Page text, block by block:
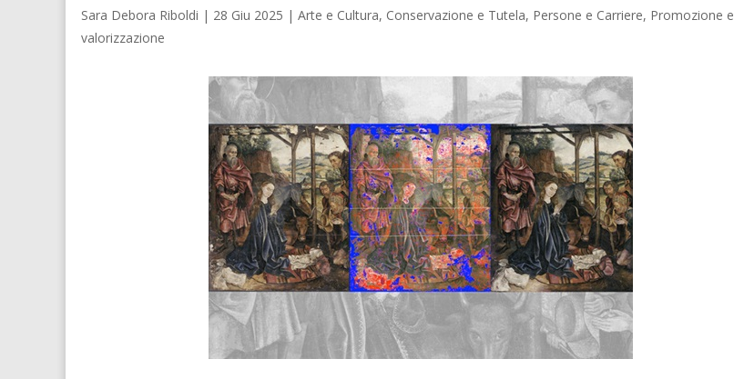
Sara Debora Riboldi | 28 Giu 2025 |Arte e Cultura, Conservazione e Tutela, Persone e Carriere, Promozione e
valorizzazione